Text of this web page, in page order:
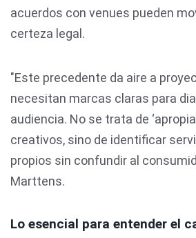
acuerdos con venues pueden
certeza legal.
"Este precedente da aire a
necesitan marcas claras para
audiencia. No se trata de
creativos, sino de identificar
propios sin confundir al
Marttens.
Lo esencial para entender el